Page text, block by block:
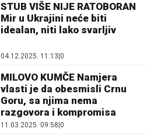
STUB VIŠE NIJE RATOBORAN
Mir u Ukrajini neće biti
idealan, niti lako svarljiv
04.12.2025. 11:13 0
MILOVO KUMČE Namjera
vlasti je da obesmisli Crnu
Goru, sa njima nema
razgovora i kompromisa
11.03.2025. 09:58|0